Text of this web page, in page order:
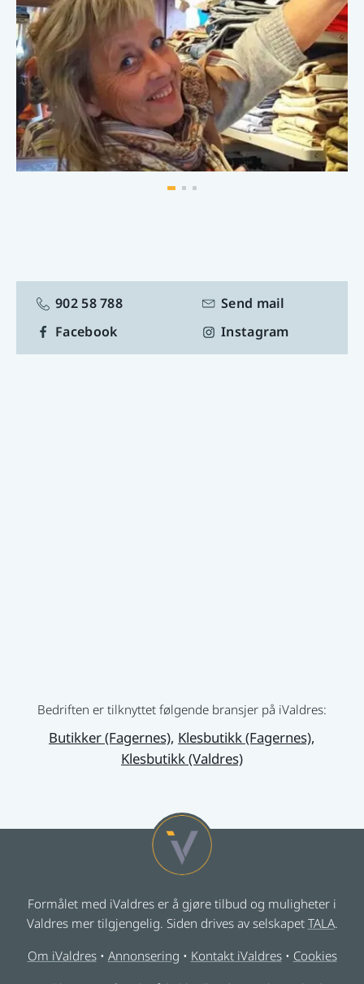
Aleksander of Norway
Makeløs design
Cream
2-Biz
Massimo
Bessie
Toxic
Boheme
Med flere, bl.a. noen italienske merker
Vi har en egen liten koselig stue i butikken, hvor du
enten kan plassere mannen eller sette deg selv og
slappe av med en kaffe.
902 58 788
Send mail
Facebook
Instagram
Bedriften er tilknyttet følgende bransjer på iValdres:
Butikker (Fagernes), Klesbutikk (Fagernes),
Klesbutikk (Valdres)
Formålet med iValdres er å gjøre tilbud og muligheter i
Valdres mer tilgjengelig. Siden drives av selskapet TALA.
Om iValdres• Annonsering • Kontakt iValdres• Cookies